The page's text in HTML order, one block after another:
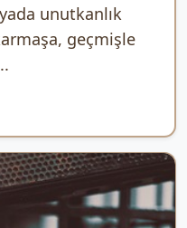
unutkanlık
geçmişle